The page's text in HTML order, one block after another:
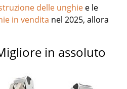
delle unghie e le
in vendita nel 2025, allora
in assoluto